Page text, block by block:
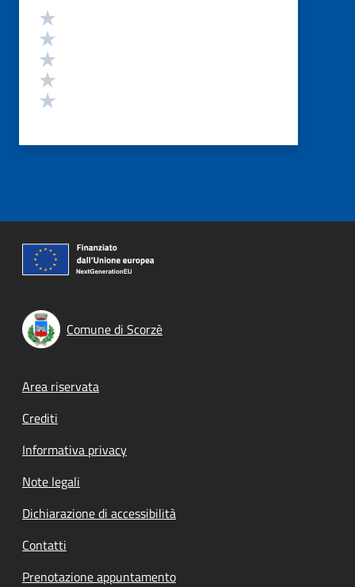
Valutazione
Comune di Scorzè
Footer menu
Area riservata
Crediti
Informativa privacy
Note legali
Dichiarazione di accessibilità
Contatti
Prenotazione appuntamento